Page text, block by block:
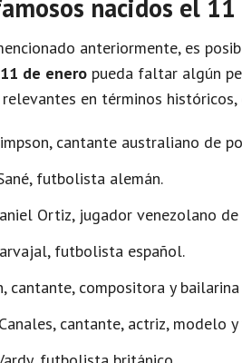
nacidos el 11
anteriormente, es
de enero pueda faltar algún
relevantes en términos
cantante australiano de
futbolista alemán.
Ortiz, jugador venezolano
futbolista español.
cantante, compositora y
cantante, actriz, modelo